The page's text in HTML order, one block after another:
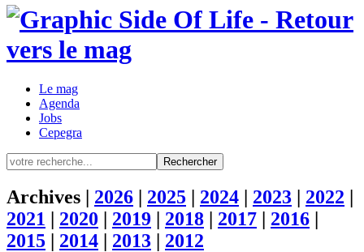
Le mag
Agenda
Jobs
Cepegra
Rechercher
Archives | 2026 | 2025 | 2024 | 2023 | 2022 |
2021 | 2020 | 2019 | 2018 | 2017 | 2016 |
2015 | 2014 | 2013 | 2012